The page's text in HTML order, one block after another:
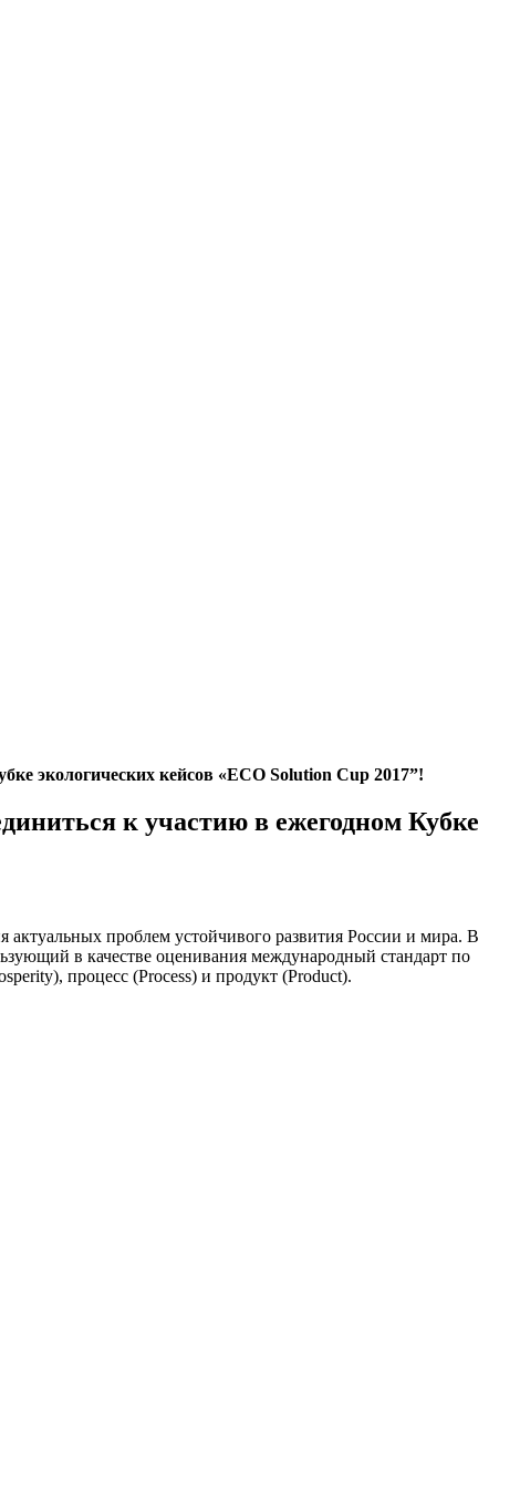
экологических кейсов «ECO Solution Cup 2017”!
к участию в ежегодном Кубке
проблем устойчивого развития России и мира. В
в качестве оценивания международный стандарт по
процесс (Process) и продукт (Product).